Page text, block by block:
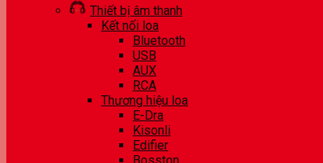
Thiết bị âm thanh
Kết nối loa
Bluetooth
USB
AUX
RCA
Thương hiệu loa
E-Dra
Kisonli
Edifier